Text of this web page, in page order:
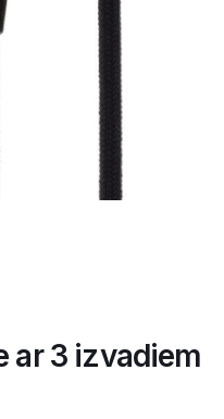
ar 3 izvadiem